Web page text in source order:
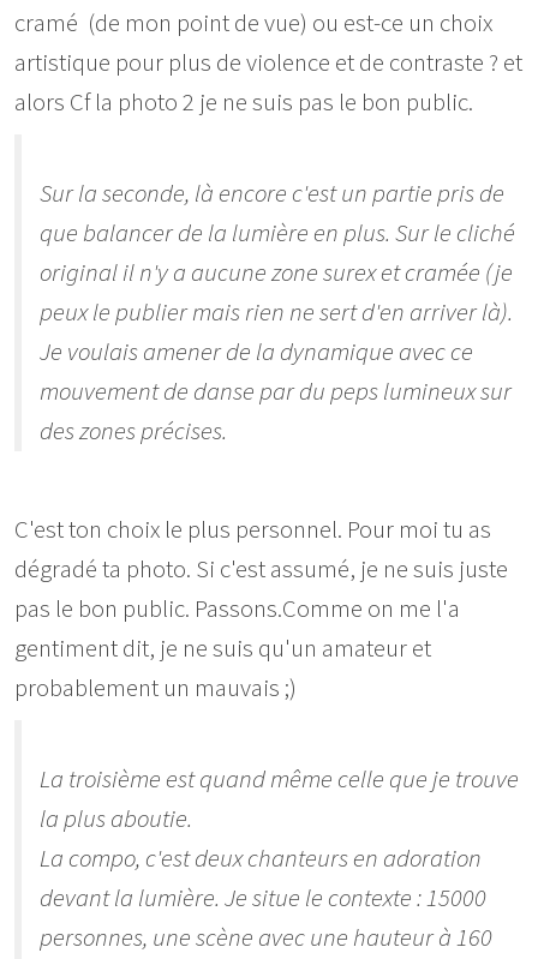
cramé (de mon point de vue) ou est-ce un choix
artistique pour plus de violence et de contraste ? et
alors Cf la photo 2 je ne suis pas le bon public.
Sur la seconde, là encore c'est un partie pris de
que balancer de la lumière en plus. Sur le cliché
original il n'y a aucune zone surex et cramée (je
peux le publier mais rien ne sert d'en arriver là).
Je voulais amener de la dynamique avec ce
mouvement de danse par du peps lumineux sur
des zones précises.
C'est ton choix le plus personnel. Pour moi tu as
dégradé ta photo. Si c'est assumé, je ne suis juste
pas le bon public. Passons.Comme on me l'a
gentiment dit, je ne suis qu'un amateur et
probablement un mauvais ;)
La troisième est quand même celle que je trouve
la plus aboutie.
La compo, c'est deux chanteurs en adoration
devant la lumière. Je situe le contexte : 15000
personnes, une scène avec une hauteur à 160